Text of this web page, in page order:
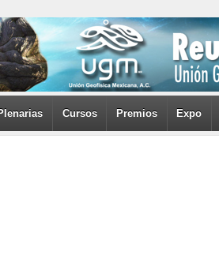
Cursos Premios Expo